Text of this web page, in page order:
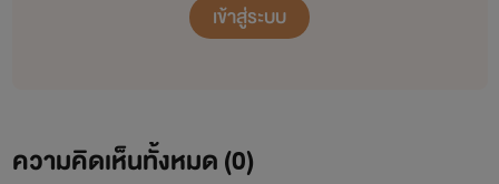
เข้าสู่ระบบ
ความคิดเห็นทั้งหมด (0)